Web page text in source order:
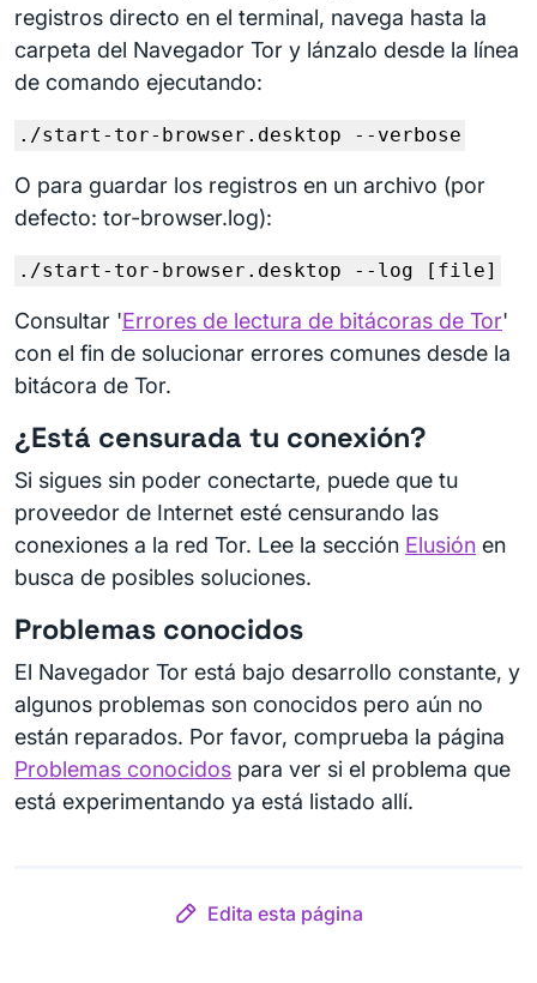
registros directo en el terminal, navega hasta la
carpeta del Navegador Tor y lánzalo desde la línea
de comando ejecutando:
./start-tor-browser.desktop --verbose
O para guardar los registros en un archivo (por
defecto: tor-browser.log):
./start-tor-browser.desktop --log [file]
Consultar 'Errores de lectura de bitácoras de Tor'
con el fin de solucionar errores comunes desde la
bitácora de Tor.
¿Está censurada tu conexión?
Si sigues sin poder conectarte, puede que tu
proveedor de Internet esté censurando las
conexiones a la red Tor. Lee la sección Elusión en
busca de posibles soluciones.
Problemas conocidos
El Navegador Tor está bajo desarrollo constante, y
algunos problemas son conocidos pero aún no
están reparados. Por favor, comprueba la página
Problemas conocidos para ver si el problema que
está experimentando ya está listado allí.
Edita esta página